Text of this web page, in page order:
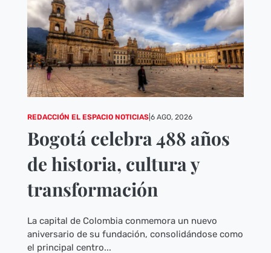
REDACCIÓN EL ESPACIO NOTICIAS| 6 AGO, 2026
Bogotá celebra 488 años
de historia, cultura y
transformación
La capital de Colombia conmemora un nuevo
aniversario de su fundación, consolidándose como
el principal centro...